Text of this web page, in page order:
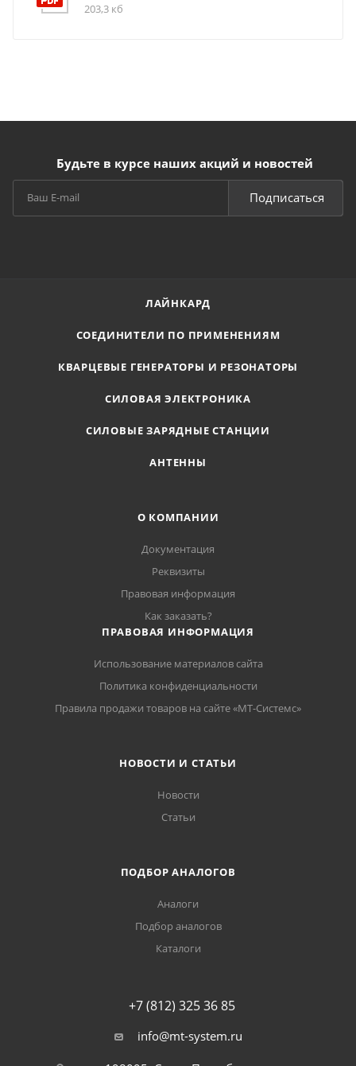
203,3 кб
Будьте в курсе наших акций и новостей
Подписаться
ЛАЙНКАРД
СОЕДИНИТЕЛИ ПО ПРИМЕНЕНИЯМ
КВАРЦЕВЫЕ ГЕНЕРАТОРЫ И РЕЗОНАТОРЫ
СИЛОВАЯ ЭЛЕКТРОНИКА
СИЛОВЫЕ ЗАРЯДНЫЕ СТАНЦИИ
АНТЕННЫ
О КОМПАНИИ
Документация
Реквизиты
Правовая информация
Как заказать?
ПРАВОВАЯ ИНФОРМАЦИЯ
Использование материалов сайта
Политика конфиденциальности
Правила продажи товаров на сайте «МТ-Системс»
НОВОСТИ И СТАТЬИ
Новости
Статьи
ПОДБОР АНАЛОГОВ
Аналоги
Подбор аналогов
Каталоги
+7 (812) 325 36 85
info@mt-system.ru